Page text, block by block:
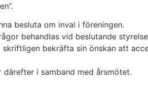
besluta om inval i föreningen.
behandlas vid beslutande
skriftligen bekräfta sin önskan att
därefter i samband med årsmötet.